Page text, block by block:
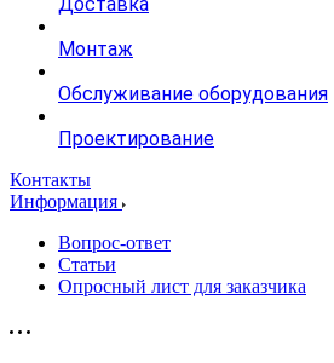
Монтаж
Обслуживание оборудования
Проектирование
Контакты
Информация
Вопрос-ответ
Статьи
Опросный лист для заказчика